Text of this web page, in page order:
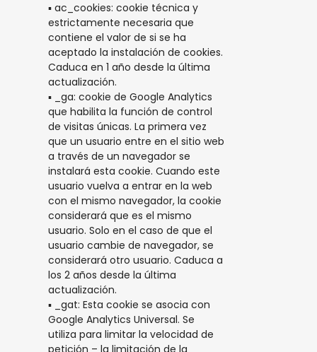
▪ ac_cookies: cookie técnica y
estrictamente necesaria que
contiene el valor de si se ha
aceptado la instalación de cookies.
Caduca en 1 año desde la última
actualización.
▪ _ga: cookie de Google Analytics
que habilita la función de control
de visitas únicas. La primera vez
que un usuario entre en el sitio web
a través de un navegador se
instalará esta cookie. Cuando este
usuario vuelva a entrar en la web
con el mismo navegador, la cookie
considerará que es el mismo
usuario. Solo en el caso de que el
usuario cambie de navegador, se
considerará otro usuario. Caduca a
los 2 años desde la última
actualización.
▪ _gat: Esta cookie se asocia con
Google Analytics Universal. Se
utiliza para limitar la velocidad de
petición – la limitación de la